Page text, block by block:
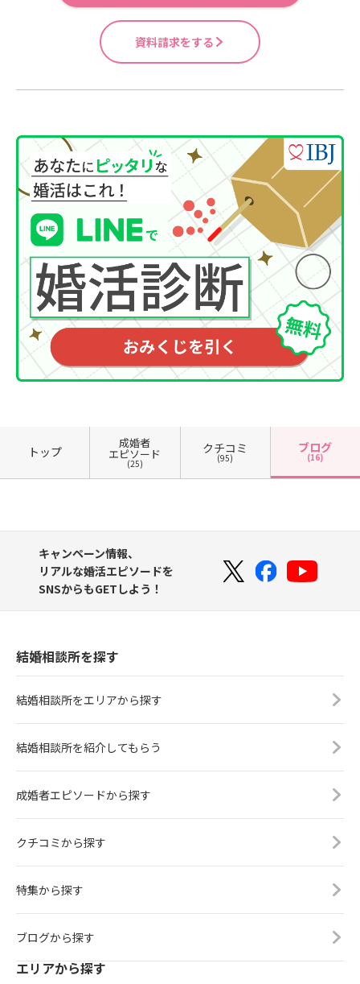
資料請求をする
トップ
成婚者
エピソード
(25)
クチコミ
(95)
ブログ
(16)
キャンペーン情報、
リアルな婚活エピソードを
SNSからもGETしよう！
結婚相談所を探す
結婚相談所をエリアから探す
結婚相談所を紹介してもらう
成婚者エピソードから探す
クチコミから探す
特集から探す
ブログから探す
エリアから探す